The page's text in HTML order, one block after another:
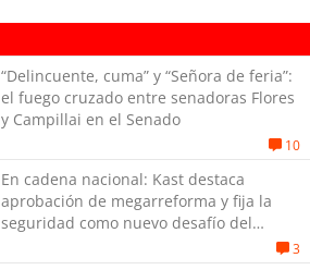
“Delincuente, cuma” y “Señora de feria”:
el fuego cruzado entre senadoras Flores
y Campillai en el Senado
10
En cadena nacional: Kast destaca
aprobación de megarreforma y fija la
seguridad como nuevo desafío del
3